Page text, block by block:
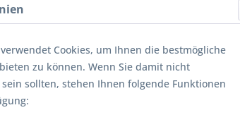
Cookies, um Ihnen die bestmögliche
zu können. Wenn Sie damit nicht
sollten, stehen Ihnen folgende Funktionen